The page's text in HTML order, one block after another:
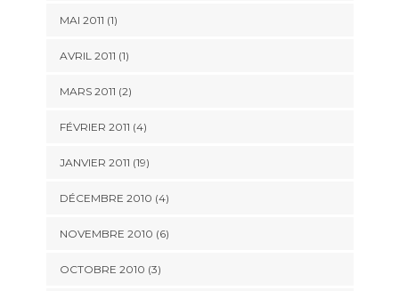
MAI 2011 (1)
AVRIL 2011 (1)
MARS 2011 (2)
FÉVRIER 2011 (4)
JANVIER 2011 (19)
DÉCEMBRE 2010 (4)
NOVEMBRE 2010 (6)
OCTOBRE 2010 (3)